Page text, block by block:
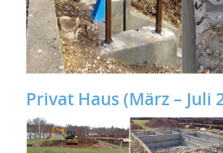
Privat Haus (März – Juli